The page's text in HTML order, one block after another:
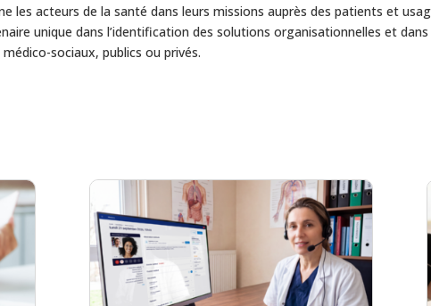
les acteurs de la santé dans leurs missions auprès des patients et
unique dans l’identification des solutions organisationnelles et dans
sociaux, publics ou privés.